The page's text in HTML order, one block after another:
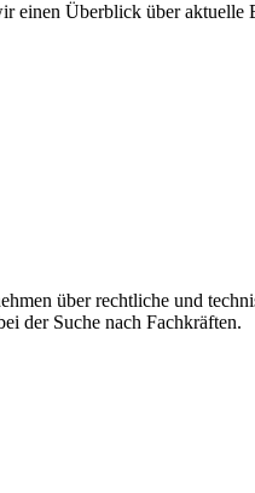
einen Überblick über aktuelle
über rechtliche und
der Suche nach Fachkräften.